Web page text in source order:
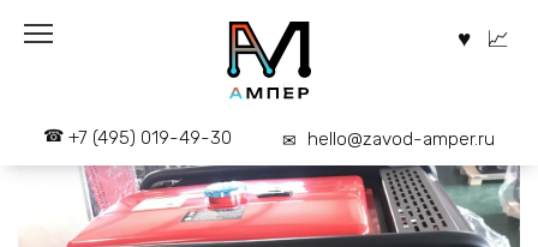
+7 (495) 019-49-30 hello@zavod-amper.ru